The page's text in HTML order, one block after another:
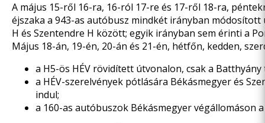
A május 15-ről 16-ra, 16-ról 17-re és 17-ről 18-ra,
éjszaka a 943-as autóbusz mindkét irányban módosított
H és Szentendre H között; egyik irányban sem érinti a
Május 18-án, 19-én, 20-án és 21-én, hétfőn, kedden,
a H5-ös HÉV rövidített útvonalon, csak a
a HÉV-szerelvények pótlására Békásmegyer és
indul;
a 160-as autóbuszok Békásmegyer végállomáson